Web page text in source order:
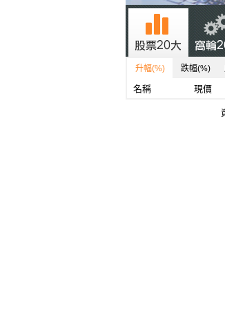
升幅(%) 跌幅(%)
名稱 現價